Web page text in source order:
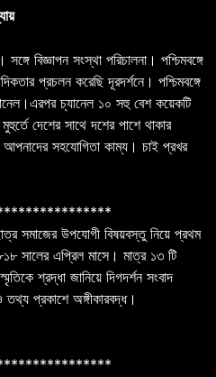
বিজ্ঞাপন সংস্থা পরিচালনা। পশ্চিমবঙ্গে
প্রচলন করেছি দূরদর্শনে। পশ্চিমবঙ্গে
চ্যানেল ১০ সহু বেশ কয়েকটি
দেশের সাথে দশের পাশে থাকার
আপনাদের সহযোগিতা কাম্য। চাই প্রখর
সমাজের উপযোগী বিষয়বস্তু নিয়ে প্রথম
সালের এপ্রিল মাসে। মাত্র ১৩ টি
শ্রদ্ধা জানিয়ে দিগদর্শন সংবাদ
তথ্য প্রকাশে অঙ্গীকারবদ্ধ।